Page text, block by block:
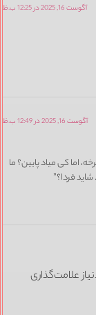
آگوست 16, 2025 در 12:25 ب.ظ
آگوست 16, 2025 در 12:49 ب.ظ
کی میاد پایین؟ ما
فردا؟”
علامت‌گذاری